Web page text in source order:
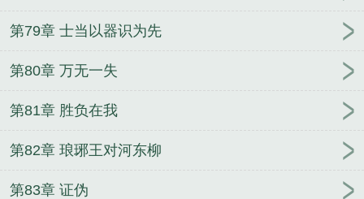
第79章 士当以器识为先
第80章 万无一失
第81章 胜负在我
第82章 琅琊王对河东柳
第83章 证伪